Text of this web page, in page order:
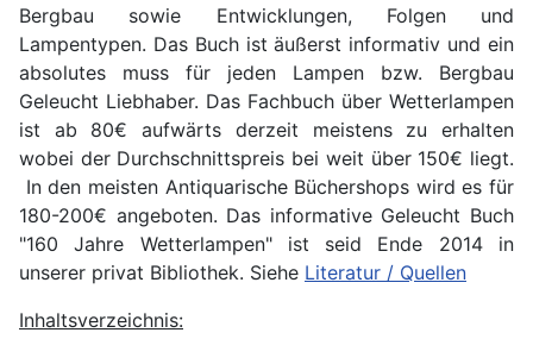
Bergbau sowie Entwicklungen, Folgen und
Lampentypen. Das Buch ist äußerst informativ und ein
absolutes muss für jeden Lampen bzw. Bergbau
Geleucht Liebhaber. Das Fachbuch über Wetterlampen
ist ab 80€ aufwärts derzeit meistens zu erhalten
wobei der Durchschnittspreis bei weit über 150€ liegt.
In den meisten Antiquarische Büchershops wird es für
180-200€ angeboten. Das informative Geleucht Buch
"160 Jahre Wetterlampen" ist seid Ende 2014 in
unserer privat Bibliothek. Siehe Literatur / Quellen
Inhaltsverzeichnis: